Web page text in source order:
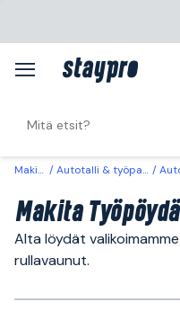
Makita Autotalli & työpaikka
Makita
Alta löydät
rullavaunut.